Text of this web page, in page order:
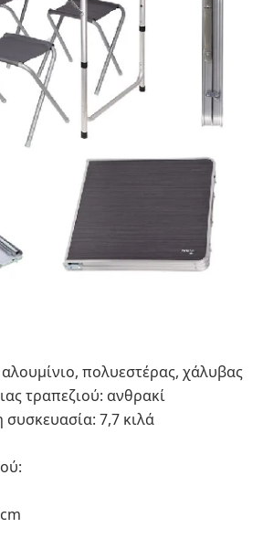
πολυεστέρας, χάλυβας
τραπεζιού: ανθρακί
συσκευασία: 7,7 κιλά